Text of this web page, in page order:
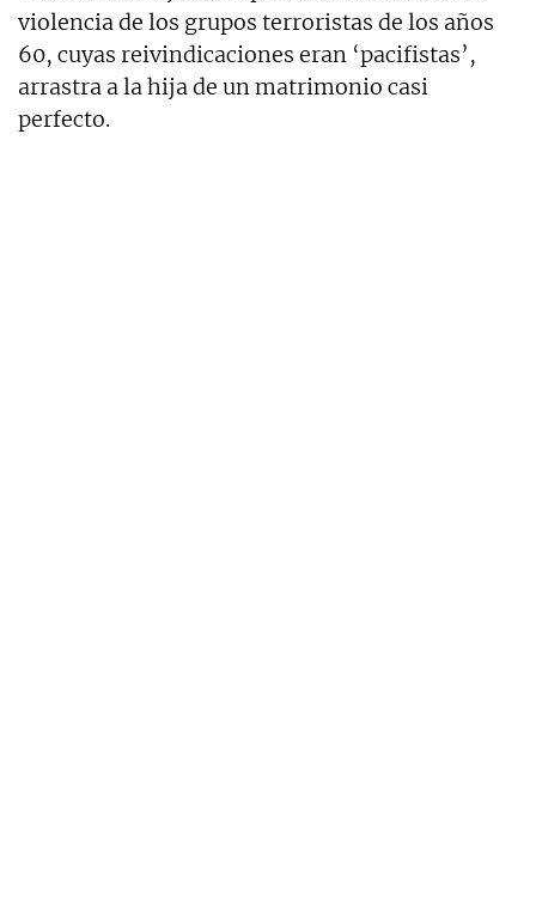
violencia de los grupos terroristas de los años
60, cuyas reivindicaciones eran ‘pacifistas’,
arrastra a la hija de un matrimonio casi
perfecto.